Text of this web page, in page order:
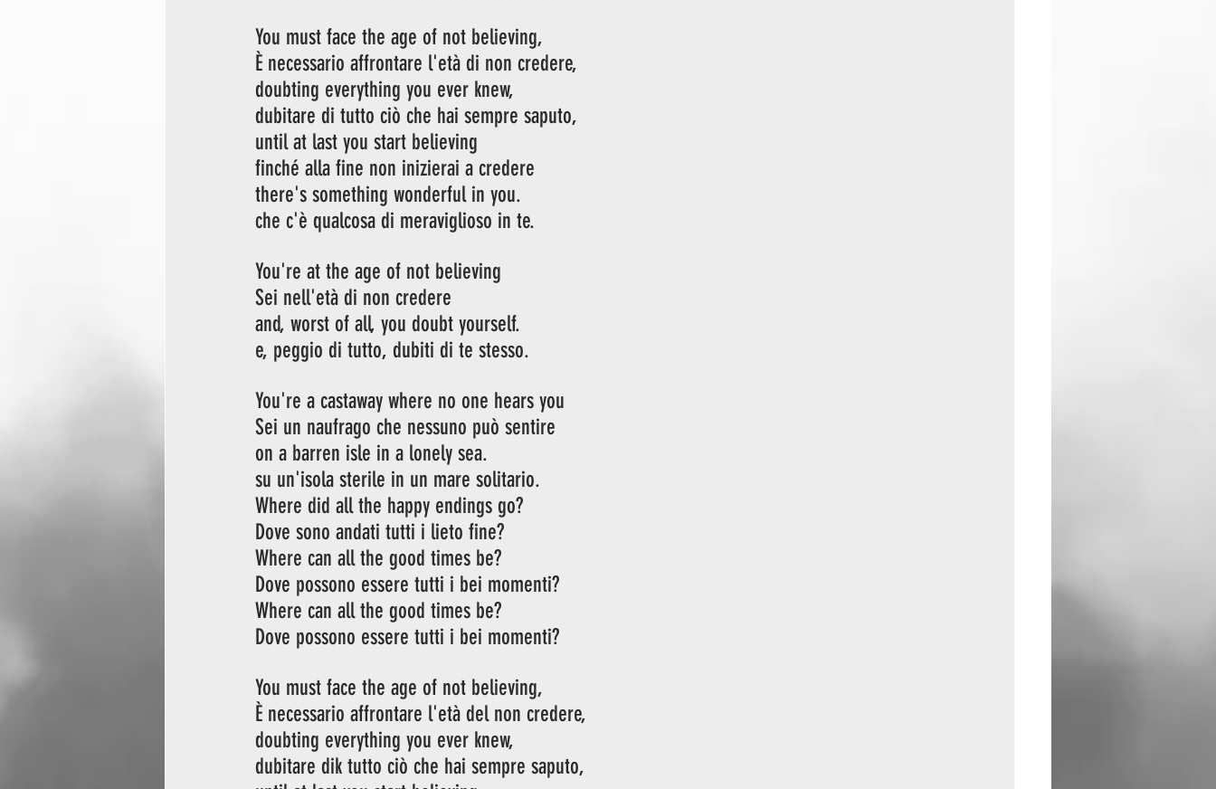
You must face the age of not believing,
È necessario affrontare l'età di non credere,
doubting everything you ever knew,
dubitare di tutto ciò che hai sempre saputo,
until at last you start believing
finché alla fine non inizierai a credere
there's something wonderful in you.
che c'è qualcosa di meraviglioso in te.
You're at the age of not believing
Sei nell'età di non credere
and, worst of all, you doubt yourself.
e, peggio di tutto, dubiti di te stesso.
You're a castaway where no one hears you
Sei un naufrago che nessuno può sentire
on a barren isle in a lonely sea.
su un'isola sterile in un mare solitario.
Where did all the happy endings go?
Dove sono andati tutti i lieto fine?
Where can all the good times be?
Dove possono essere tutti i bei momenti?
Where can all the good times be?
Dove possono essere tutti i bei momenti?
You must face the age of not believing,
È necessario affrontare l'età del non credere,
doubting everything you ever knew,
dubitare dik tutto ciò che hai sempre saputo,